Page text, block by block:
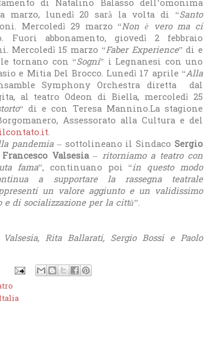
di Natalino Balasso dell’omonima
marzo, lunedì 20 sarà la volta di “Santo
Mercoledì 29 marzo “Non è vero ma ci
abbonamento, giovedì 2 febbraio
Mercoledì 15 marzo “Faber Experience” di e
tornano con “Sogni” i Legnanesi con uno
e Mitia Del Brocco. Lunedì 17 aprile “Alla
Symphony Orchestra diretta dal
al teatro Odeon di Biella, mercoledì 25
“ di e con Teresa Mannino.La stagione
Assessorato alla Cultura e del
.
pandemia – sottolineano il SindacoSergio
Francesco Valsesia– ritorniamo a teatro con
fama”, continuano poi “in questo modo
a supportare la rassegna teatrale
un valore aggiunto e un validissimo
di socializzazione per la città”.
Rita Ballarati, Sergio Bossi e Paolo